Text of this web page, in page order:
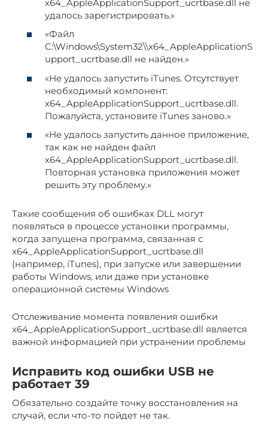
x64_AppleApplicationSupport_ucrtbase.dll не
удалось зарегистрировать.»
«Файл
C:\Windows\System32\\x64_AppleApplicationS
upport_ucrtbase.dll не найден.»
«Не удалось запустить iTunes. Отсутствует
необходимый компонент:
x64_AppleApplicationSupport_ucrtbase.dll.
Пожалуйста, установите iTunes заново.»
«Не удалось запустить данное приложение,
так как не найден файл
x64_AppleApplicationSupport_ucrtbase.dll.
Повторная установка приложения может
решить эту проблему.»
Такие сообщения об ошибках DLL могут
появляться в процессе установки программы,
когда запущена программа, связанная с
x64_AppleApplicationSupport_ucrtbase.dll
(например, iTunes), при запуске или завершении
работы Windows, или даже при установке
операционной системы Windows
Отслеживание момента появления ошибки
x64_AppleApplicationSupport_ucrtbase.dll является
важной информацией при устранении проблемы
Исправить код ошибки USB не
работает 39
Обязательно создайте точку восстановления на
случай, если что-то пойдет не так.